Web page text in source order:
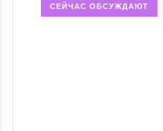
СЕЙЧАС ОБСУЖДАЮТ